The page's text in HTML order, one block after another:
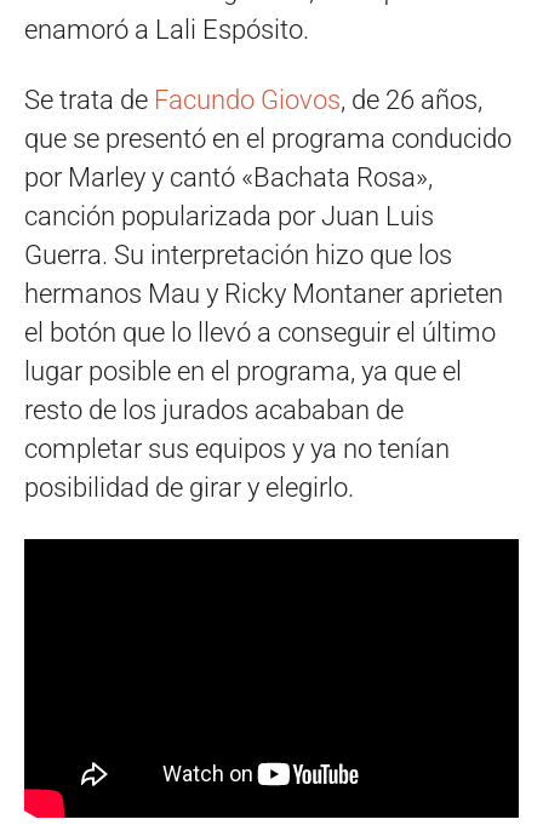
enamoró a Lali Espósito.
Se trata de Facundo Giovos, de 26 años,
que se presentó en el programa conducido
por Marley y cantó «Bachata Rosa»,
canción popularizada por Juan Luis
Guerra. Su interpretación hizo que los
hermanos Mau y Ricky Montaner aprieten
el botón que lo llevó a conseguir el último
lugar posible en el programa, ya que el
resto de los jurados acababan de
completar sus equipos y ya no tenían
posibilidad de girar y elegirlo.